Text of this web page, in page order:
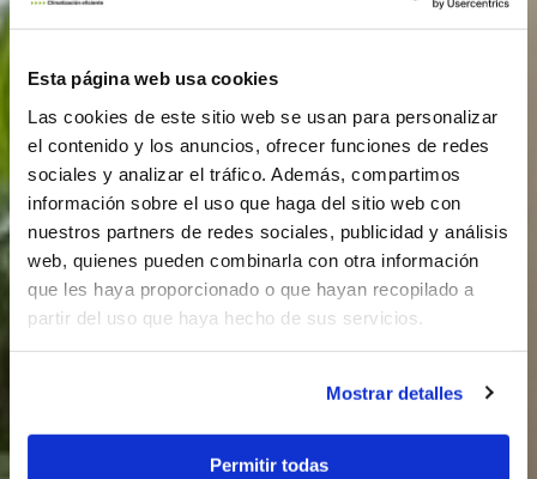
Esta página web usa cookies
Las cookies de este sitio web se usan para personalizar
el contenido y los anuncios, ofrecer funciones de redes
sociales y analizar el tráfico. Además, compartimos
información sobre el uso que haga del sitio web con
nuestros partners de redes sociales, publicidad y análisis
web, quienes pueden combinarla con otra información
que les haya proporcionado o que hayan recopilado a
partir del uso que haya hecho de sus servicios.
Mostrar detalles
Permitir todas